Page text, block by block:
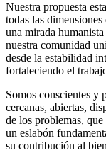
Nuestra propuesta
todas las
una mirada
nuestra comunidad
desde la estabilidad
fortaleciendo el
Somos conscientes y
cercanas, abiertas,
de los problemas,
un eslabón
su contribución al